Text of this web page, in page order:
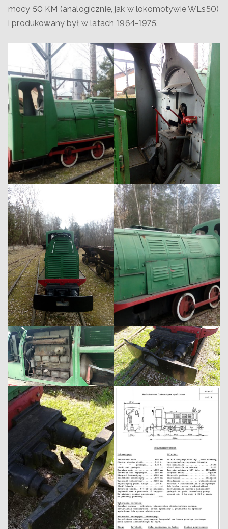
mocy 50 KM (analogicznie, jak w lokomotywie WLs50)
i produkowany był w latach 1964-1975.